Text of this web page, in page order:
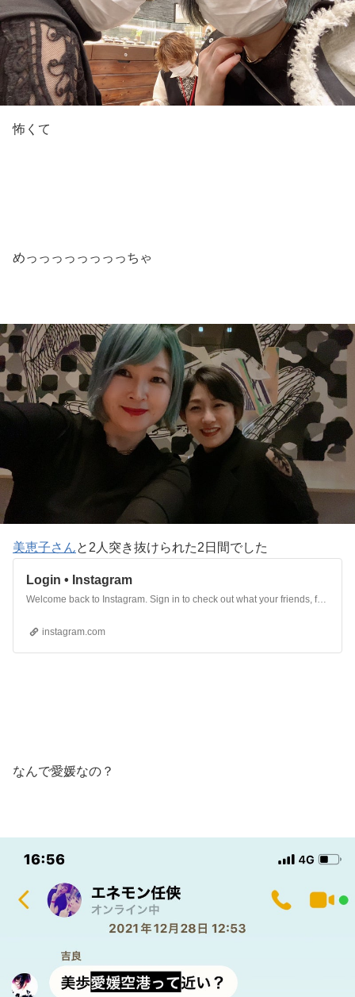
怖くて
めっっっっっっっっちゃ
美恵子さんと2人突き抜けられた2日間でした
Login • Instagram
Welcome back to Instagram. Sign in to check out what your friends, family & interests have been capturing & sharing around the world.
instagram.com
なんで愛媛なの？